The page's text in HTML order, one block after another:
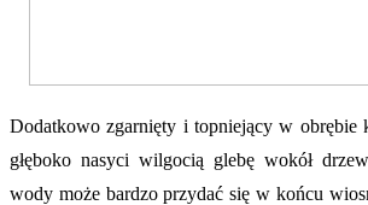
Dodatkowo zgarnięty i topniejący w obrębie
głęboko nasyci wilgocią glebę wokół
wody może bardzo przydać się w końcu